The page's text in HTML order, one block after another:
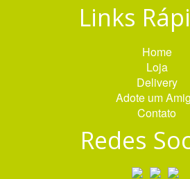
Links
Home
Loja
Delivery
Adote um
Contato
Redes